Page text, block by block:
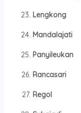
Lengkong
Mandalajati
Panyileukan
Rancasari
Regol